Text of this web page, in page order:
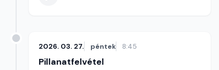
2026. 03. 27. péntek 8:45
Pillanatfelvétel